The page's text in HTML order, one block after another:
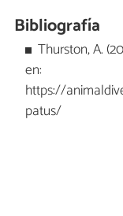
Bibliografía
Thurston, A.
en:
https://
patus/